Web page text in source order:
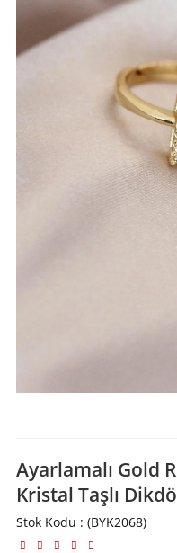
Ayarlamalı Gold
Kristal Taşlı
Stok Kodu (BYK2068)